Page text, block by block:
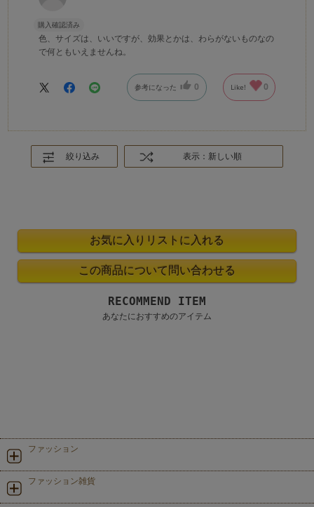
購入確認済み
色、サイズは、いいですが、効果とかは、わらがないものなの
で何ともいえませんね。
参考になった 0 Like! 0
絞り込み 表示：新しい順
RECOMMEND ITEM
あなたにおすすめのアイテム
ファッション
ファッション雑貨